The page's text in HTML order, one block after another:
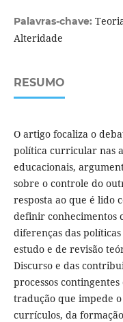
Palavras-chave:
Alteridade
RESUMO
O artigo focaliza o
política curricular nas
educacionais,
sobre o controle do
resposta ao que é lido
definir conhecimentos
diferenças das
estudo e de revisão
Discurso e das
processos
tradução que impede
currículos, da